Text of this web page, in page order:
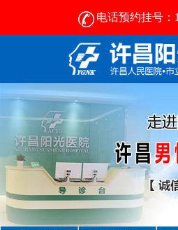
电话预约挂号：
许昌比较好的男性医院-2024正规